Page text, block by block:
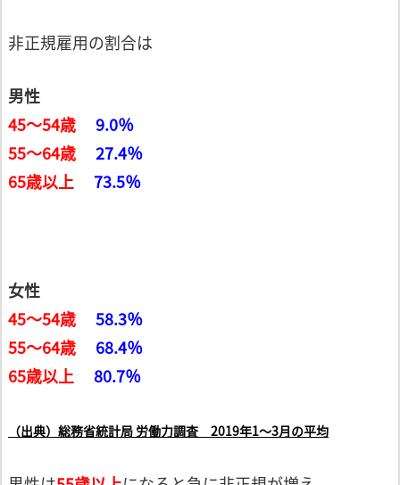
非正規雇用の割合は
男性
45～54歳 9.0％
55～64歳 27.4％
65歳以上 73.5％
女性
45～54歳 58.3％
55～64歳 68.4％
65歳以上 80.7％
（出典）総務省統計局 労働力調査 2019年1～3月の平均